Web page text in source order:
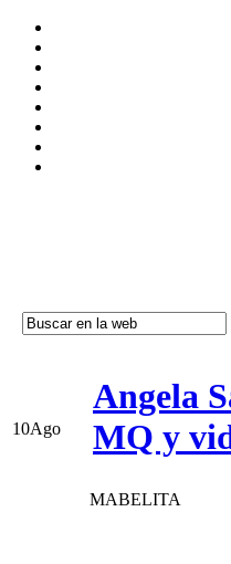
10Ago
Angela
MQ y
MABELITA